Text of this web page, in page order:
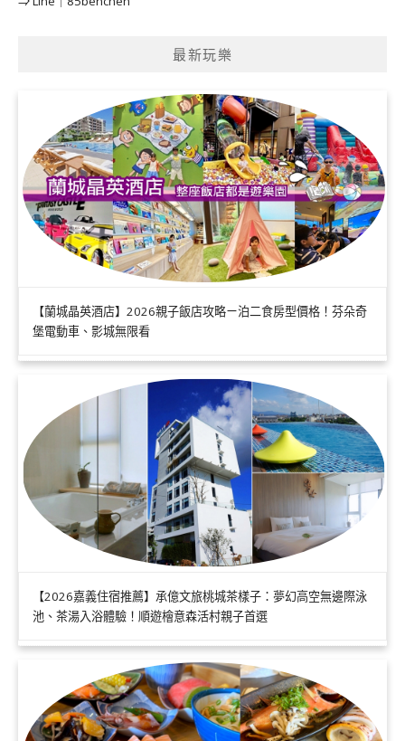
最新玩樂
【蘭城晶英酒店】2026親子飯店攻略ㄧ泊二食房型價格！芬朵奇
堡電動車、影城無限看
【2026嘉義住宿推薦】承億文旅桃城茶樣子：夢幻高空無邊際泳
池、茶湯入浴體驗！順遊檜意森活村親子首選